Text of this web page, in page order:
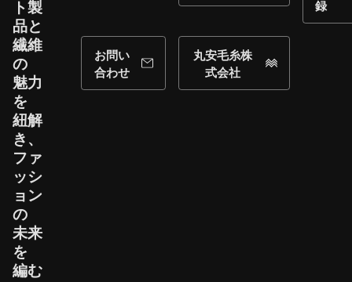
ト製
品と​
繊維
の​
魅力
を​
紐解
き、​
ファ
ッシ
ョン
の​
未来
を​
編む
録
お問い
合わせ
丸安毛糸株
式会社